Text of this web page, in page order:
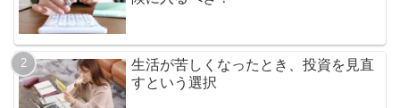
生活が苦しくなったとき、投資を見直
すという選択